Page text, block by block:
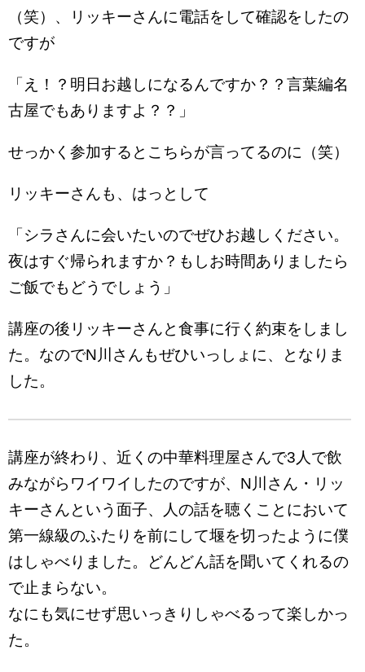
（笑）、リッキーさんに電話をして確認をしたの
ですが
「え！？明日お越しになるんですか？？言葉編名
古屋でもありますよ？？」
せっかく参加するとこちらが言ってるのに（笑）
リッキーさんも、はっとして
「シラさんに会いたいのでぜひお越しください。
夜はすぐ帰られますか？もしお時間ありましたら
ご飯でもどうでしょう」
講座の後リッキーさんと食事に行く約束をしまし
た。なのでN川さんもぜひいっしょに、となりま
した。
講座が終わり、近くの中華料理屋さんで3人で飲
みながらワイワイしたのですが、N川さん・リッ
キーさんという面子、人の話を聴くことにおいて
第一線級のふたりを前にして堰を切ったように僕
はしゃべりました。どんどん話を聞いてくれるの
で止まらない。
なにも気にせず思いっきりしゃべるって楽しかっ
た。